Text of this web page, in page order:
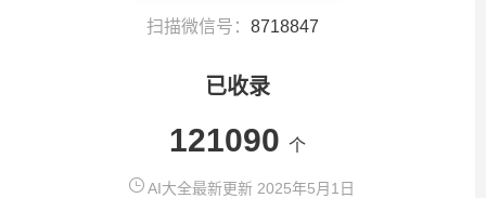
扫描微信号： 8718847
已收录
121090 个
AI大全最新更新 2025年5月1日